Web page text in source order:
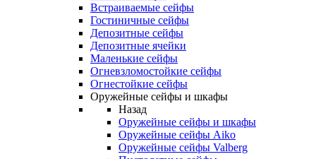
Встраиваемые сейфы
Гостиничные сейфы
Депозитные сейфы
Депозитные ячейки
Маленькие сейфы
Огневзломостойкие сейфы
Огнестойкие сейфы
Оружейные сейфы и шкафы
Назад
Оружейные сейфы и шкафы
Оружейные сейфы Aiko
Оружейные сейфы Valberg